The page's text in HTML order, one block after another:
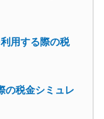
用する際の税
の税金シミュレ